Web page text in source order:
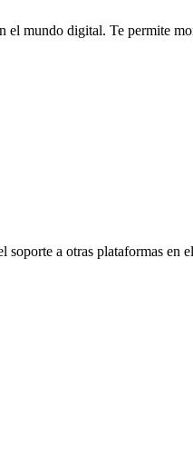
mundo digital. Te permite
a otras plataformas en